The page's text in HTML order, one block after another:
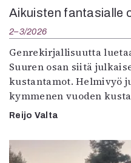
Aikuisten fantasialle
2–3/2026
Genrekirjallisuutta
Suuren osan siitä
kustantamot. Helmivyö
kymmenen vuoden
Reijo Valta